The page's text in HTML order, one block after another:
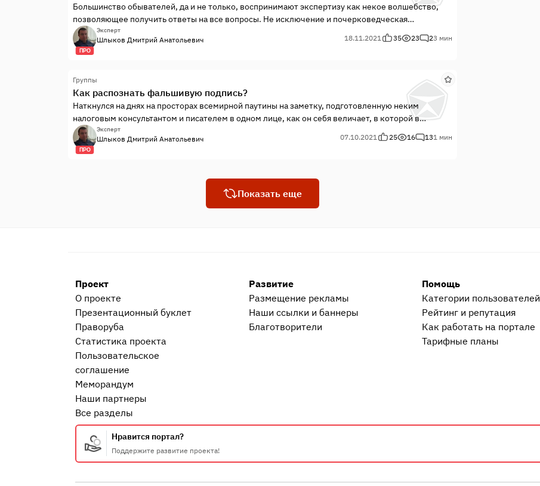
Большинство обывателей, да и не только, воспринимают экспертизу как некое волшебство,
позволяющее получить ответы на все вопросы. Не исключение и почерковедческая
экспертиза, которой с лёгкой руки создателей многочисленных справочников, приписываются
безграничные возможности. Между тем исход практич...
ПРО
Эксперт
Шлыков Дмитрий Анатольевич 18.11.2021 35 23 23 мин
Группы
Как распознать фальшивую подпись?
Наткнулся на днях на просторах всемирной паутины на заметку, подготовленную неким
налоговым консультантом и писателем в одном лице, как он себя величает, в которой в
доступной форме раскрываются признаки и способы выявления поддельных подписей.Ниже
скриншоты отдельных, наиболее ярких фрагментов:Тут ...
ПРО
Эксперт
Шлыков Дмитрий Анатольевич 07.10.2021 25 16 131 мин
Показать еще
Проект
О проекте
Презентационный букл​ет
Праворуба
Статистика проекта
Пользовательское
соглашение
Меморандум
Наши партнеры
Все разделы
Развитие
Размещение рекламы
Наши ссылки и баннеры
Благотворители
Помощь
Категории пользователей
Рейтинг и репутация
Как работать на портале
Тарифные планы
Нравится портал?
Поддержите развитие проекта!